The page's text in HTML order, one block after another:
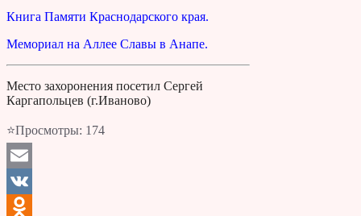
Книга Памяти Краснодарского края.
Мемориал на Аллее Славы в Анапе.
Место захоронения посетил Сергей
Каргапольцев (г.Иваново)
⭐Просмотры: 174
Email
VK